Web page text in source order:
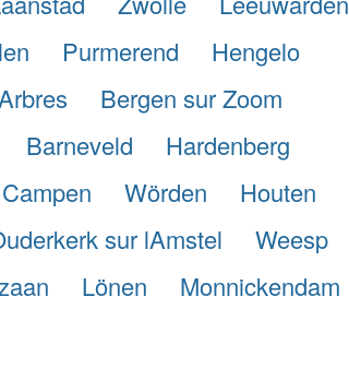
Purmerend
Hengelo
Bergen sur Zoom
Barneveld
Hardenberg
Campen Wörden
Houten
sur lAmstel
Weesp
Lönen
Monnickendam